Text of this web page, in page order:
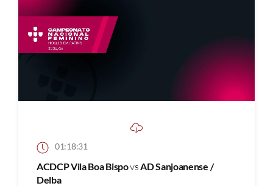
01:18:31
ACDCP Vila Boa BispovsAD Sanjoanense /
Delba